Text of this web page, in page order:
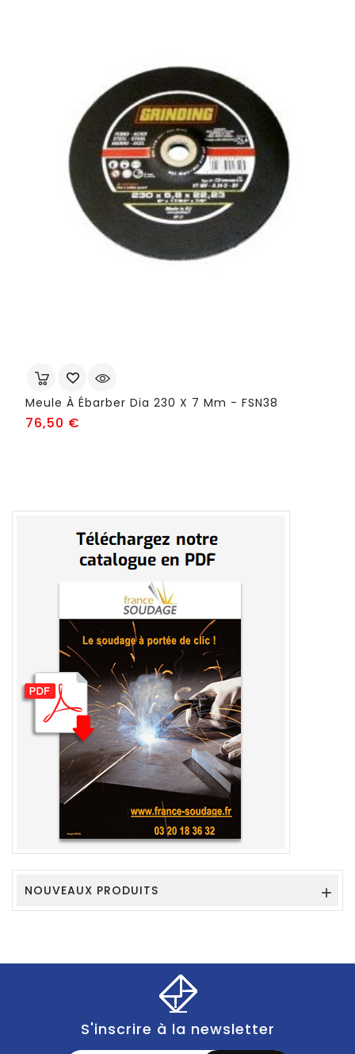
Meule À Ébarber Dia 230 X 7 Mm - FSN38
76,50 €
NOUVEAUX PRODUITS 
S'inscrire à la newsletter